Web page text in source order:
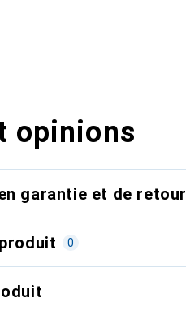
opinions
garantie et de retour
0